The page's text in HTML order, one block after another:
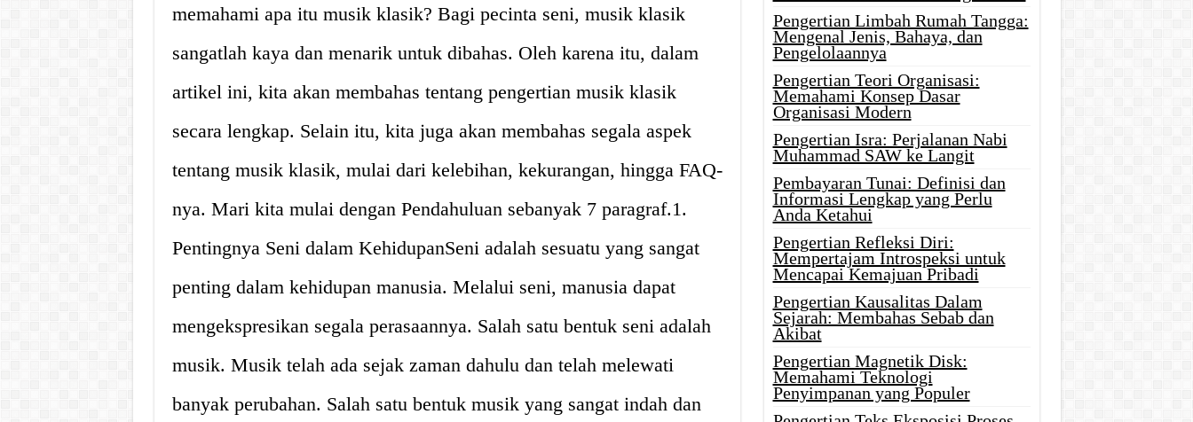
memahami apa itu musik klasik? Bagi pecinta seni, musik klasik
sangatlah kaya dan menarik untuk dibahas. Oleh karena itu, dalam
artikel ini, kita akan membahas tentang pengertian musik klasik
secara lengkap. Selain itu, kita juga akan membahas segala aspek
tentang musik klasik, mulai dari kelebihan, kekurangan, hingga FAQ-
nya. Mari kita mulai dengan Pendahuluan sebanyak 7 paragraf.1.
Pentingnya Seni dalam KehidupanSeni adalah sesuatu yang sangat
penting dalam kehidupan manusia. Melalui seni, manusia dapat
mengekspresikan segala perasaannya. Salah satu bentuk seni adalah
musik. Musik telah ada sejak zaman dahulu dan telah melewati
banyak perubahan. Salah satu bentuk musik yang sangat indah dan
Pengertian Limbah Rumah Tangga:
Mengenal Jenis, Bahaya, dan
Pengelolaannya
Pengertian Teori Organisasi:
Memahami Konsep Dasar
Organisasi Modern
Pengertian Isra: Perjalanan Nabi
Muhammad SAW ke Langit
Pembayaran Tunai: Definisi dan
Informasi Lengkap yang Perlu
Anda Ketahui
Pengertian Refleksi Diri:
Mempertajam Introspeksi untuk
Mencapai Kemajuan Pribadi
Pengertian Kausalitas Dalam
Sejarah: Membahas Sebab dan
Akibat
Pengertian Magnetik Disk:
Memahami Teknologi
Penyimpanan yang Populer